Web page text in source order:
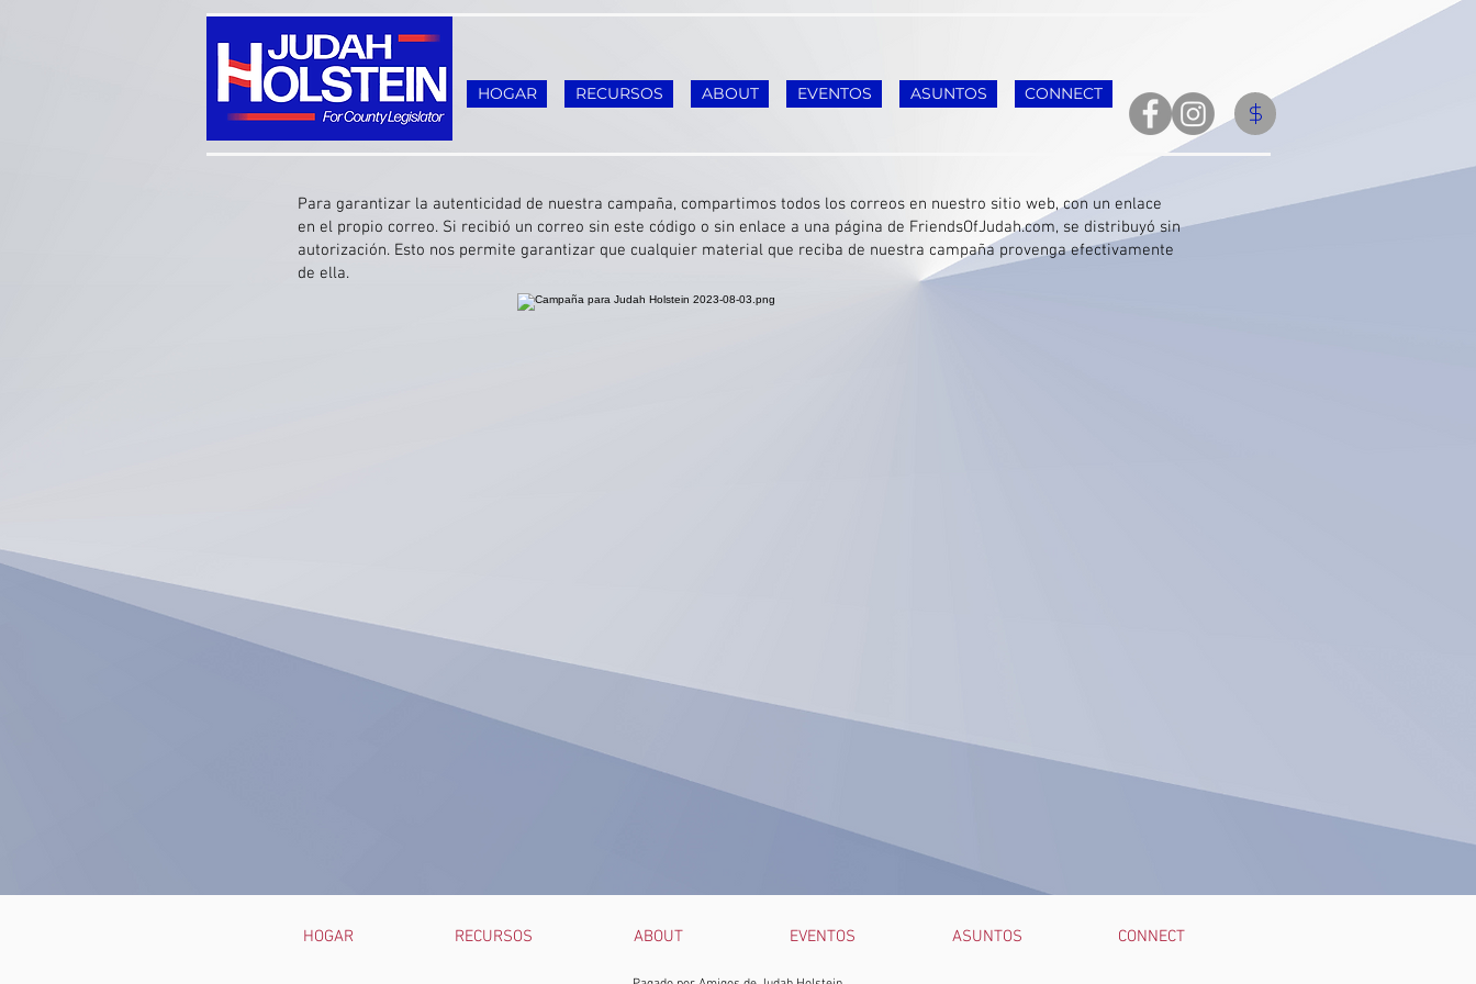
HOGAR RECURSOS ABOUT EVENTOS ASUNTOS CONNECT
Para garantizar la autenticidad de nuestra campaña, compartimos todos los correos en nuestro sitio web, con un enlace
en el propio correo. Si recibió un correo sin este código o sin enlace a una página de FriendsOfJudah.com, se distribuyó sin
autorización. Esto nos permite garantizar que cualquier material que reciba de nuestra campaña provenga efectivamente
de ella.
HOGAR RECURSOS ABOUT EVENTOS ASUNTOS CONNECT